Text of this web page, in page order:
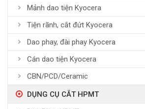
Mảnh dao tiện Kyocera
Tiện rãnh, cắt đứt Kyocera
Dao phay, đài phay Kyocera
Cán dao tiện Kyocera
CBN/PCD/Ceramic
DỤNG CỤ CẮT HPMT